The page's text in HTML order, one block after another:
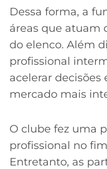
Dessa forma, a
áreas que atuam
do elenco. Além
profissional
acelerar decisões
mercado mais
O clube fez uma
profissional no
Entretanto, as